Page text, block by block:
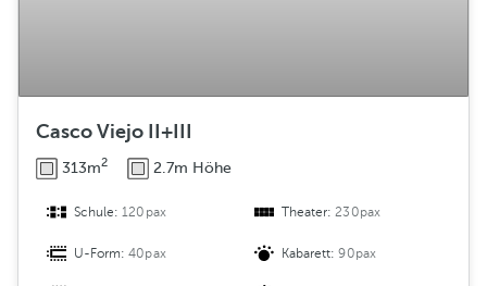
Casco Viejo II+III
313m2 2.7m Höhe
Schule:120pax Theater:230pax
U-Form:40pax Kabarett:90pax